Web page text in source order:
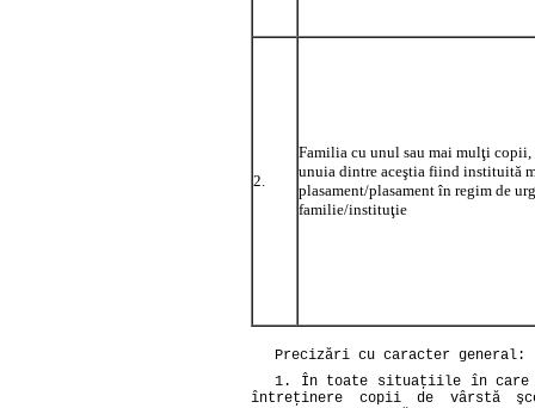
2.
Familia cu unul sau mai mulţi copii,
unuia dintre aceştia fiind instituită
plasament/plasament în regim de
familie/instituţie
Precizări cu caracter general:
1. În toate situaţiile în care
întreţinere copii de vârstă